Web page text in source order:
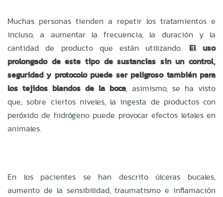
Muchas personas tienden a repetir los tratamientos e
incluso, a aumentar la frecuencia, la duración y la
cantidad de producto que están utilizando. El uso
prolongado de este tipo de sustancias sin un control,
seguridad y protocolo puede ser peligroso también para
los tejidos blandos de la boca, asimismo, se ha visto
que, sobre ciertos niveles, la ingesta de productos con
peróxido de hidrógeno puede provocar efectos letales en
animales.
En los pacientes se han descrito úlceras bucales,
aumento de la sensibilidad, traumatismo e inflamación